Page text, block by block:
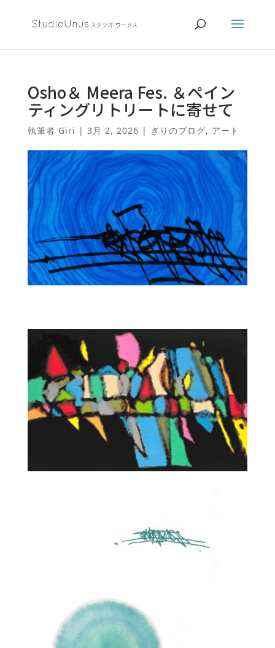
Osho＆ Meera Fes. ＆ペイン
ティングリトリートに寄せて
執筆者 Giri | 3月 2, 2026 | ぎりのブログ, アート